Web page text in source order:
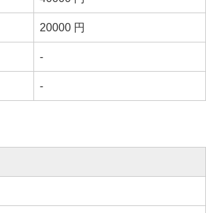
20000 円
-
-